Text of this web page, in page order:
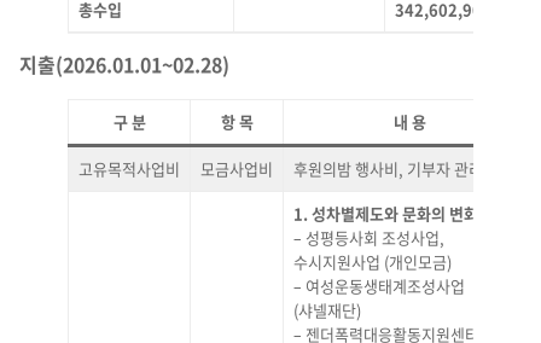
총수입 342,602,906
지출(2026.01.01~02.28)
구 분 항 목 내 용
고유목적사업비 모금사업비 후원의밤 행사비, 기부자 관리 등
1. 성차별제도와 문화의 변화사업
– 성평등사회 조성사업,
수시지원사업 (개인모금)
– 여성운동생태계조성사업
(샤넬재단)
– 젠더폭력대응활동지원센터